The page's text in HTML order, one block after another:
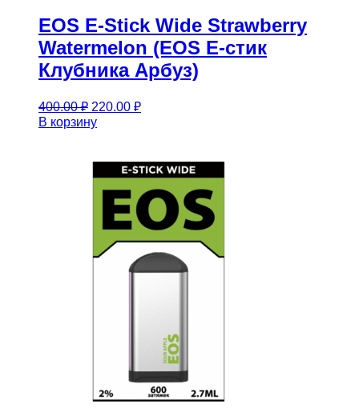
EOS E-Stick Wide Strawberry
Watermelon (EOS Е-стик
Клубника Арбуз)
400.00₽ Первоначальная
цена
составляла
220.00 ₽Текущая
В корзину